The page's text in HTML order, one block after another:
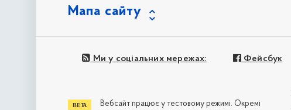
Мапа сайту
Ми у соціальних мережах: Фейсбук
Вебсайт працює у тестовому режимі. Окремі